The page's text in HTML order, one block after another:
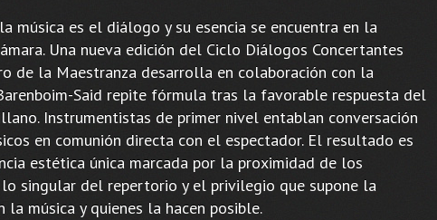
música es el diálogo y su esencia se encuentra en la
Una nueva edición del Ciclo Diálogos Concertantes
de la Maestranza desarrolla en colaboración con la
Said repite fórmula tras la favorable respuesta del
Instrumentistas de primer nivel entablan conversación
en comunión directa con el espectador. El resultado es
estética única marcada por la proximidad de los
singular del repertorio y el privilegio que supone la
la música y quienes la hacen posible.